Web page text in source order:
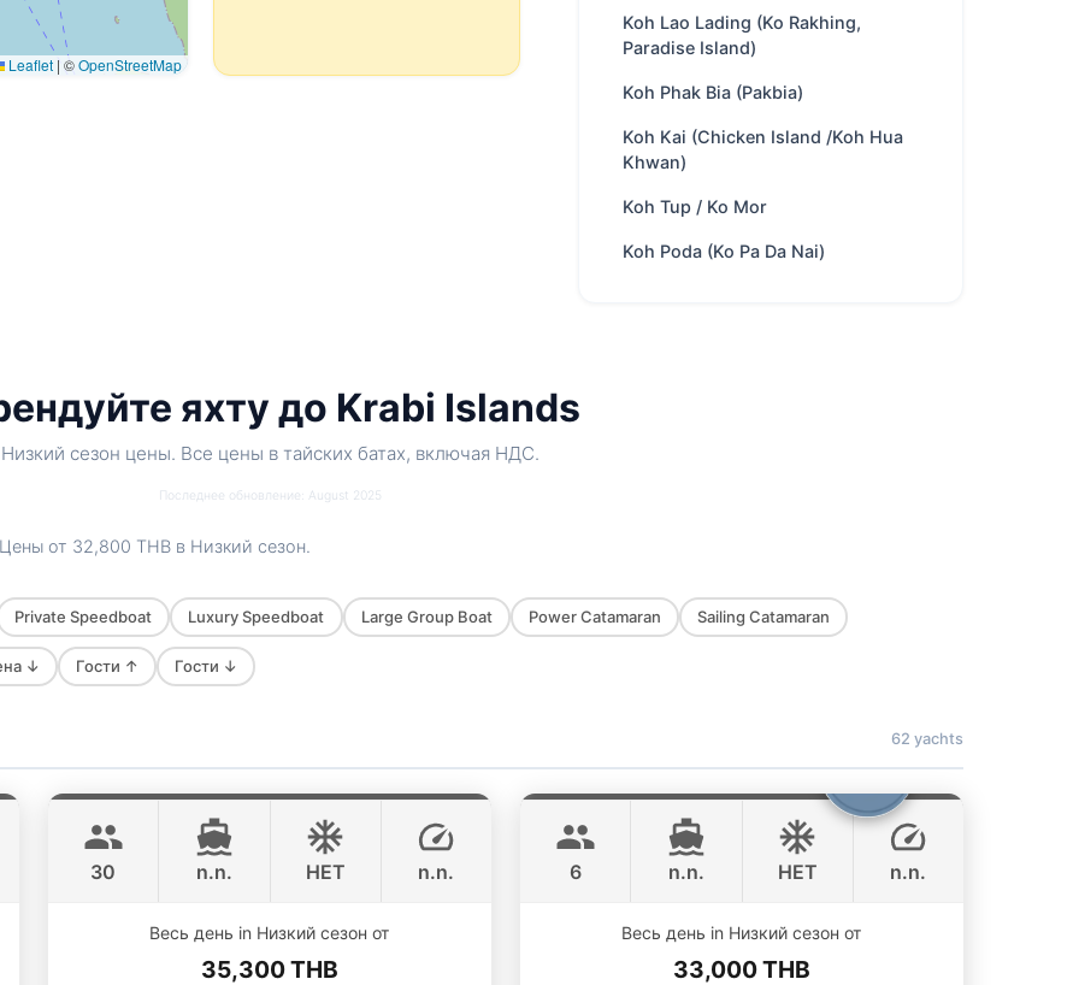
Leaflet | ©OpenStreetMap
ride
прибл. 105 минут from
Яхты
BestКаякинг · Дайвинг · Встреча
Исследование пещер ·
Культурные открытия
Koh Kai (Chicken Island
planning depending on
weather and sea
conditions
Koh Lao Lading (Ko Rakhing,
Paradise Island)
Koh Phak Bia (Pakbia)
Koh Kai (Chicken Island /Koh Hua
Khwan)
Koh Tup / Ko Mor
Koh Poda (Ko Pa Da Nai)
яхту до Krabi Islands
Низкий сезон цены. Все цены в тайских батах, включая НДС.
Последнее обновление: August 2025
от 32,800 THB в Низкий сезон.
Private Speedboat Luxury Speedboat Large Group Boat Power Catamaran Sailing Catamaran
↓ Гости ↑ Гости ↓
62 yachts
CUSTOM BUILD 47FT
ONLINE AVAILABILITY
Gonzales
30 n.n. НЕТ n.n.
Весь день in Низкий сезон от
35,300 THB
BOOMERANG 29FT
Boomerang
6 n.n. НЕТ n.n.
Весь день in Низкий сезон от
33,000 THB